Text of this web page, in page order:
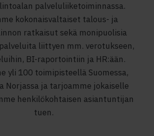
palveluliiketoiminnassa.
kokonaisvaltaiset talous- ja
ratkaisut sekä monipuolisia
liittyen mm. verotukseen,
BI-raportointiin ja HR:ään.
yli 100 toimipisteellä Suomessa,
Norjassa ja tarjoamme jokaiselle
henkilökohtaisen asiantuntijan
tuen.